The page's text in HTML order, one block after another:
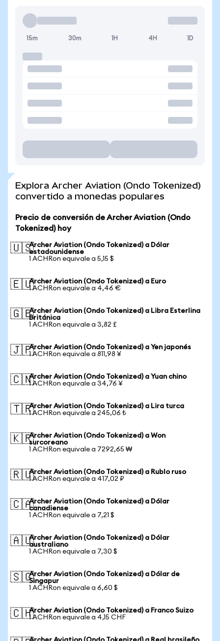
15m 30m 1H 4H 1D
Explora Archer Aviation (Ondo Tokenized)
convertido a monedas populares
Precio de conversión de Archer Aviation (Ondo
Tokenized) hoy
🇺🇸Archer Aviation (Ondo Tokenized) a Dólar
estadounidense
1 ACHRon equivale a 5,15 $
🇪🇺Archer Aviation (Ondo Tokenized) a Euro
1 ACHRon equivale a 4,46 €
🇬🇧Archer Aviation (Ondo Tokenized) a Libra Esterlina
Británica
1 ACHRon equivale a 3,82 £
🇯🇵Archer Aviation (Ondo Tokenized) a Yen japonés
1 ACHRon equivale a 811,98 ¥
🇨🇳Archer Aviation (Ondo Tokenized) a Yuan chino
1 ACHRon equivale a 34,76 ¥
🇹🇷Archer Aviation (Ondo Tokenized) a Lira turca
1 ACHRon equivale a 245,06 ₺
🇰🇷Archer Aviation (Ondo Tokenized) a Won
surcoreano
1 ACHRon equivale a 7292,65 ₩
🇷🇺Archer Aviation (Ondo Tokenized) a Rublo ruso
1 ACHRon equivale a 417,02 ₽
🇨🇦Archer Aviation (Ondo Tokenized) a Dólar
canadiense
1 ACHRon equivale a 7,21 $
🇦🇺Archer Aviation (Ondo Tokenized) a Dólar
australiano
1 ACHRon equivale a 7,30 $
🇸🇬Archer Aviation (Ondo Tokenized) a Dólar de
Singapur
1 ACHRon equivale a 6,60 $
🇨🇭Archer Aviation (Ondo Tokenized) a Franco Suizo
1 ACHRon equivale a 4,15 CHF